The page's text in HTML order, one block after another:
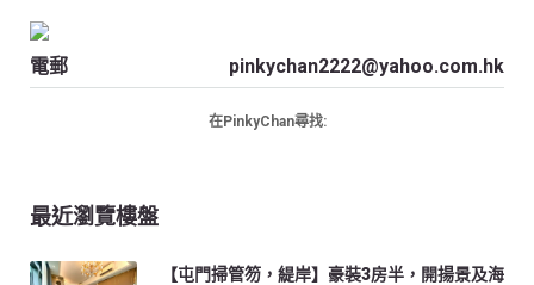
電郵 pinkychan2222@yahoo.com.hk
在PinkyChan尋找:
最近瀏覽樓盤
【屯門掃管笏，緹岸】豪裝3房半，開揚景及海